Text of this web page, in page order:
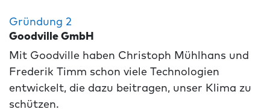
Gründung 2
Goodville GmbH
Mit Goodville haben Christoph Mühlhans und
Frederik Timm schon viele Technologien
entwickelt, die dazu beitragen, unser Klima zu
schützen.